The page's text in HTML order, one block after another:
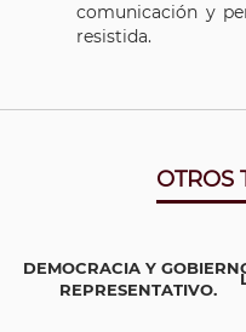
comunicación y
resistida.
OTROS
DEMOCRACIA Y
REPRESENTATIVO.